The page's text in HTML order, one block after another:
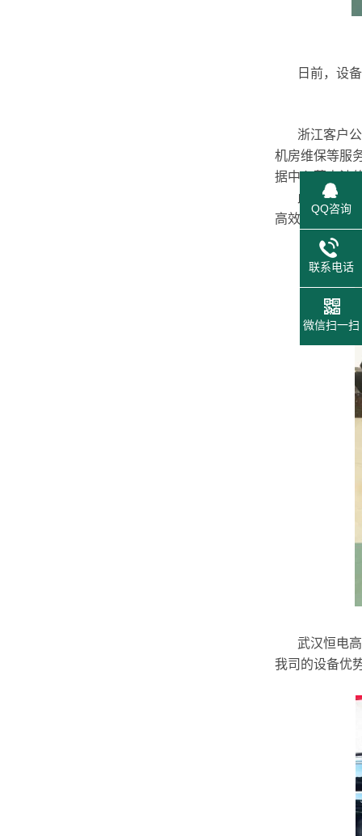
日前，设备
浙江客户公
机房维保等服
据中心蓄电池
此次采购的
高效测试设备
武汉恒电高
我司的设备优
QQ咨询
联系电话
微信扫一扫